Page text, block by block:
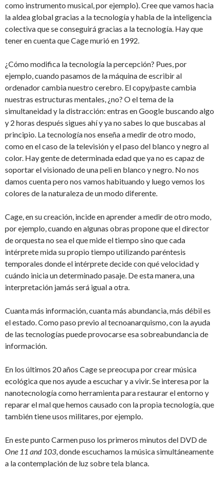
como instrumento musical, por ejemplo). Cree que vamos hacia
la aldea global gracias a la tecnología y habla de la inteligencia
colectiva que se conseguirá gracias a la tecnología. Hay que
tener en cuenta que Cage murió en 1992.
¿Cómo modifica la tecnología la percepción? Pues, por
ejemplo, cuando pasamos de la máquina de escribir al
ordenador cambia nuestro cerebro. El copy/paste cambia
nuestras estructuras mentales, ¿no? O el tema de la
simultaneidad y la distracción: entras en Google buscando algo
y 2 horas después sigues ahí y ya no sabes lo que buscabas al
principio. La tecnología nos enseña a medir de otro modo,
como en el caso de la televisión y el paso del blanco y negro al
color. Hay gente de determinada edad que ya no es capaz de
soportar el visionado de una peli en blanco y negro. No nos
damos cuenta pero nos vamos habituando y luego vemos los
colores de la naturaleza de un modo diferente.
Cage, en su creación, incide en aprender a medir de otro modo,
por ejemplo, cuando en algunas obras propone que el director
de orquesta no sea el que mide el tiempo sino que cada
intérprete mida su propio tiempo utilizando paréntesis
temporales donde el intérprete decide con qué velocidad y
cuándo inicia un determinado pasaje. De esta manera, una
interpretación jamás será igual a otra.
Cuanta más información, cuanta más abundancia, más débil es
el estado. Como paso previo al tecnoanarquismo, con la ayuda
de las tecnologías puede provocarse esa sobreabundancia de
información.
En los últimos 20 años Cage se preocupa por crear música
ecológica que nos ayude a escuchar y a vivir. Se interesa por la
nanotecnología como herramienta para restaurar el entorno y
reparar el mal que hemos causado con la propia tecnología, que
también tiene usos militares, por ejemplo.
En este punto Carmen puso los primeros minutos del DVD de
One 11 and 103, donde escuchamos la música simultáneamente
a la contemplación de luz sobre tela blanca.